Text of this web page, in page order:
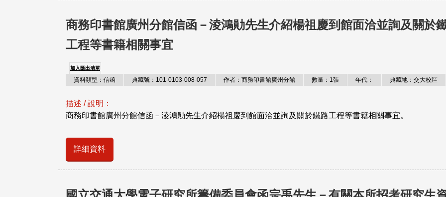
商務印書館廣州分館信函－淩鴻勛先生介紹楊祖慶到館面洽並詢及關於
工程等書籍相關事宜
加入匯出清單
資料類型：信函 典藏號：101-0103-008-057 作者：商務印書館廣州分館 數量：1張 年代： 典藏地：交大校區
描述 / 說明：
商務印書館廣州分館信函－淩鴻勛先生介紹楊祖慶到館面洽並詢及關於鐵路工程等書籍相關事宜。
詳細資料